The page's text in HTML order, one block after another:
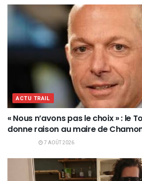
ACTU TRAIL
« Nous n’avons pas le choix » : le
donne raison au maire de
7 AOÛT 2026